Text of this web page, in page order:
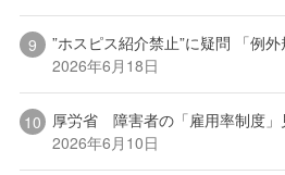
”ホスピス紹介禁止”に疑問 「例外
2026年6月18日
厚労省 障害者の「雇用率制度」
2026年6月10日